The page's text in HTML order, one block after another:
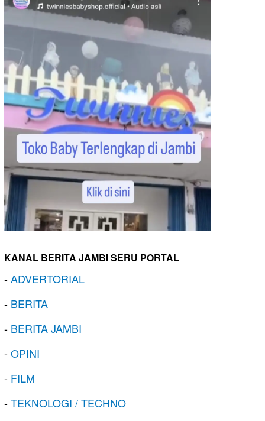
KANAL BERITA JAMBI SERU PORTAL
-ADVERTORIAL
- BERITA
- BERITA JAMBI
-OPINI
- FILM
-TEKNOLOGI / TECHNO